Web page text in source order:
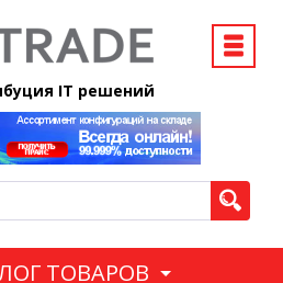
IT решений
ТОВАРОВ